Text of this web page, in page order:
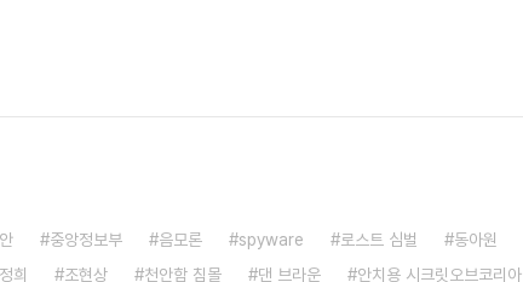
중앙정보부 음모론 spyware 로스트 심벌
동아원
희 조현상 천안함 침몰 댄 브라운 안치용 시크릿오브코리아